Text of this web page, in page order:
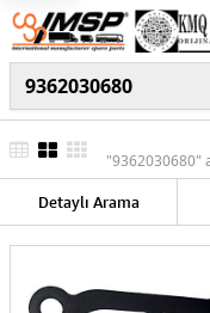
"9362030680"
Detaylı Arama